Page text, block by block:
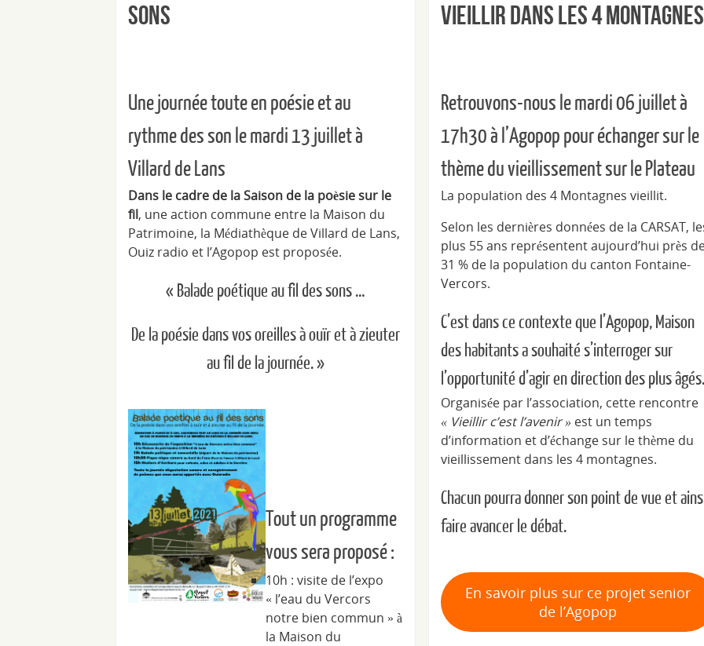
sons
Une journée toute en poésie et au
rythme des son le mardi 13 juillet à
Villard de Lans
Dans le cadre de la Saison de la poèsie sur le
fil, une action commune entre la Maison du
Patrimoine, la Médiathèque de Villard de Lans,
Ouiz radio et l’Agopop est proposée.
« Balade poétique au fil des sons …
De la poésie dans vos oreilles à ouïr et à zieuter
au fil de la journée. »
Tout un programme
vous sera proposé :
10h : visite de l’expo
« l’eau du Vercors
notre bien commun » à
la Maison du
vieillir dans les 4 Montagnes
Retrouvons-nous le mardi 06 juillet à
17h30 à l’Agopop pour échanger sur le
thème du vieillissement sur le Plateau
La population des 4 Montagnes vieillit.
Selon les dernières données de la CARSAT,
plus 55 ans représentent aujourd’hui près
31 % de la population du canton Fontaine-
Vercors.
C’est dans ce contexte que l’Agopop, Maison
des habitants a souhaité s’interroger sur
l’opportunité d’agir en direction des plus âgés.
Organisée par l’association, cette rencontre
« Vieillir c’est l’avenir » est un temps
d’information et d’échange sur le thème du
vieillissement dans les 4 montagnes.
Chacun pourra donner son point de vue et
faire avancer le débat.
En savoir plus sur ce projet senior
de l’Agopop